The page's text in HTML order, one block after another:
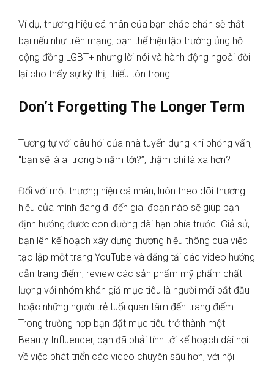
Ví dụ, thương hiệu cá nhân của bạn chắc chắn sẽ thất
bại nếu như trên mạng, bạn thể hiện lập trường ủng hộ
cộng đồng LGBT+ nhưng lời nói và hành động ngoài đời
lại cho thấy sự kỳ thị, thiếu tôn trọng.
Don’t Forgetting The Longer Term
Tương tự với câu hỏi của nhà tuyển dụng khi phỏng vấn,
“bạn sẽ là ai trong 5 năm tới?”, thậm chí là xa hơn?
Đối với một thương hiệu cá nhân, luôn theo dõi thương
hiệu của mình đang đi đến giai đoạn nào sẽ giúp bạn
định hướng được con đường dài hạn phía trước. Giả sử,
bạn lên kế hoạch xây dựng thương hiệu thông qua việc
tạo lập một trang YouTube và đăng tải các video hướng
dẫn trang điểm, review các sản phẩm mỹ phẩm chất
lượng với nhóm khán giả mục tiêu là người mới bắt đầu
hoặc những người trẻ tuổi quan tâm đến trang điểm.
Trong trường hợp bạn đặt mục tiêu trở thành một
Beauty Influencer, bạn đã phải tính tới kế hoạch dài hơi
về việc phát triển các video chuyên sâu hơn, với nội